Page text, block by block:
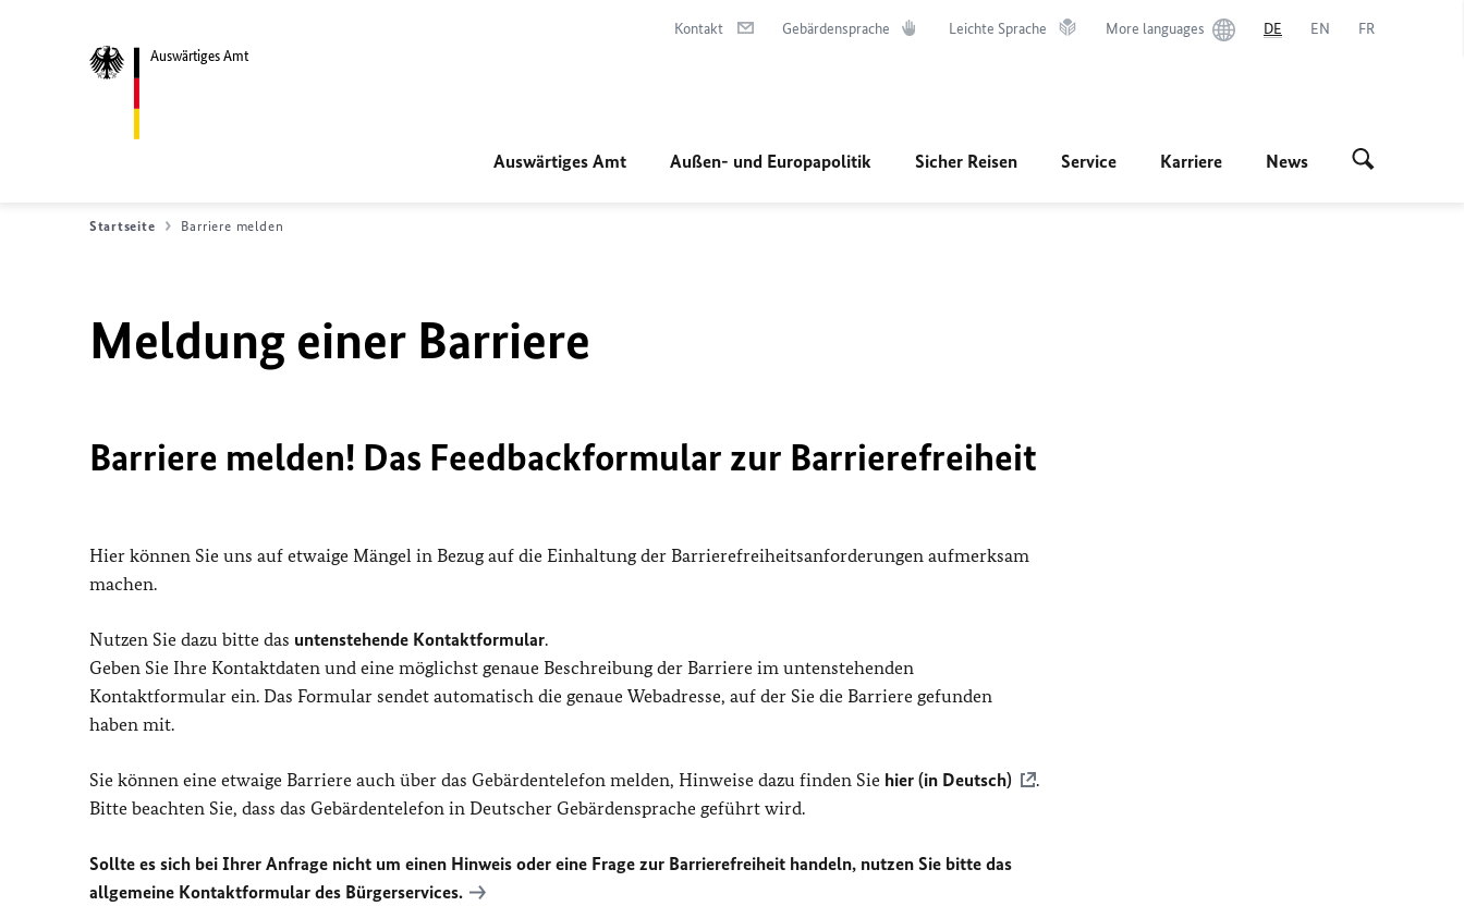
Auswärtiges Amt
Kontakt Gebärdensprache Leichte Sprache More languages DE EN FR
Auswärtiges Amt Außen- und Europapolitik Sicher Reisen Service Karriere News
Startseite Barriere melden
Meldung einer Barriere
Barriere melden! Das Feedbackformular zur Barrierefreiheit
Hier können Sie uns auf etwaige Mängel in Bezug auf die Einhaltung der Barrierefreiheitsanforderungen aufmerksam
machen.
Nutzen Sie dazu bitte das untenstehende Kontaktformular.
Geben Sie Ihre Kontaktdaten und eine möglichst genaue Beschreibung der Barriere im untenstehenden
Kontaktformular ein. Das Formular sendet automatisch die genaue Webadresse, auf der Sie die Barriere gefunden
haben mit.
Sie können eine etwaige Barriere auch über das Gebärdentelefon melden, Hinweise dazu finden Sie hier (in Deutsch)
.
Bitte beachten Sie, dass das Gebärdentelefon in Deutscher Gebärdensprache geführt wird.
Sollte es sich bei Ihrer Anfrage nicht um einen Hinweis oder eine Frage zur Barrierefreiheit handeln, nutzen Sie bitte das
allgemeine Kontaktformular des Bürgerservices.